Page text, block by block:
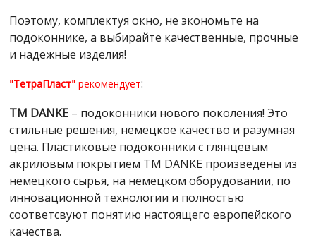
Поэтому, комплектуя окно, не экономьте на
подоконнике, а выбирайте качественные, прочные
и надежные изделия!
"ТетраПласт" рекомендует:
ТМ DANKE – подоконники нового поколения! Это
стильные решения, немецкое качество и разумная
цена. Пластиковые подоконники с глянцевым
акриловым покрытием ТМ DANKE произведены из
немецкого сырья, на немецком оборудовании, по
инновационной технологии и полностью
соответсвуют понятию настоящего европейского
качества.